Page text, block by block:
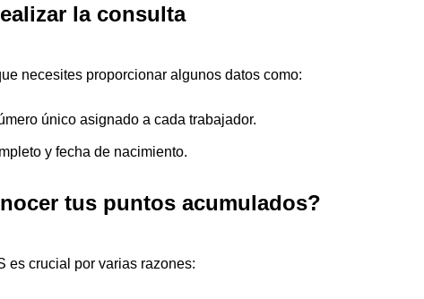
la consulta
necesites proporcionar algunos datos como:
único asignado a cada trabajador.
y fecha de nacimiento.
tus puntos acumulados?
es crucial por varias razones: